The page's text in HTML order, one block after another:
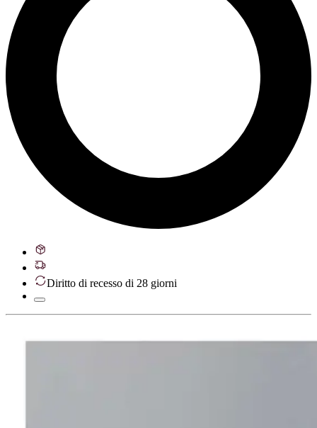
Diritto di recesso di 28 giorni